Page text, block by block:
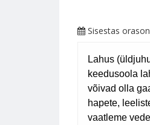
Sisestasorason